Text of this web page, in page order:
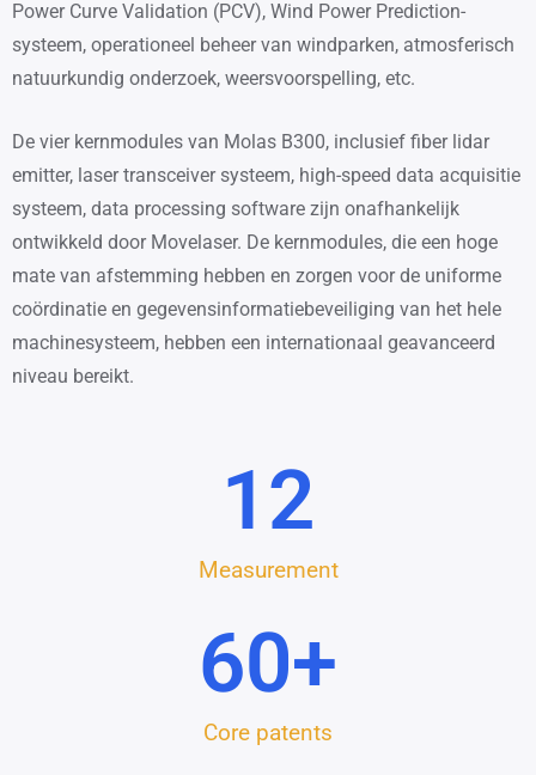
Power Curve Validation (PCV), Wind Power Prediction-
systeem, operationeel beheer van windparken, atmosferisch
natuurkundig onderzoek, weersvoorspelling, etc.
De vier kernmodules van Molas B300, inclusief fiber lidar
emitter, laser transceiver systeem, high-speed data acquisitie
systeem, data processing software zijn onafhankelijk
ontwikkeld door Movelaser. De kernmodules, die een hoge
mate van afstemming hebben en zorgen voor de uniforme
coördinatie en gegevensinformatiebeveiliging van het hele
machinesysteem, hebben een internationaal geavanceerd
niveau bereikt.
Measurement
12
Core patents
60+